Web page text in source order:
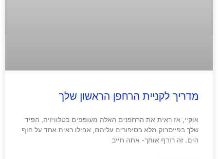
מדריך לקניית הרחפן הראשון שלך
אוקיי, אז ראית את הרחפנים האלה מעופפים בטלוויזיה, הפיד
שלך בפייסבוק מלא בסיפורים עליהם, אפילו ראית אחד על חוף
הים. זה רודף אותך- אתה חייב